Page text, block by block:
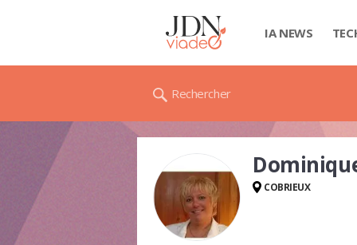
IA NEWS
Rechercher
COBRIEUX